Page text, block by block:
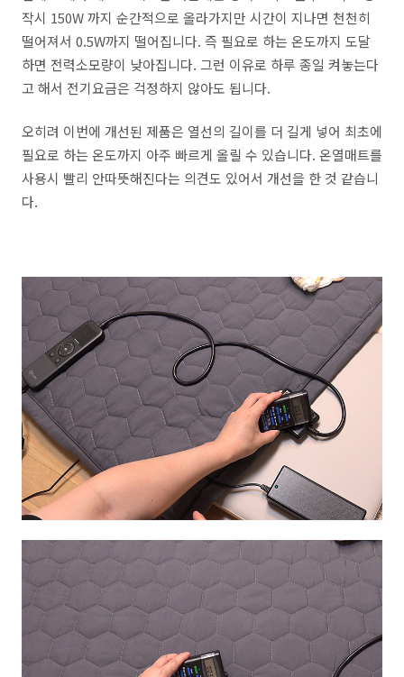
작시 150W 까지 순간적으로 올라가지만 시간이 지나면 천천히
떨어져서 0.5W까지 떨어집니다. 즉 필요로 하는 온도까지 도달
하면 전력소모량이 낮아집니다. 그런 이유로 하루 종일 켜놓는다
고 해서 전기요금은 걱정하지 않아도 됩니다.
오히려 이번에 개선된 제품은 열선의 길이를 더 길게 넣어 최초에
필요로 하는 온도까지 아주 빠르게 올릴 수 있습니다. 온열매트를
사용시 빨리 안따뜻해진다는 의견도 있어서 개선을 한 것 같습니
다.